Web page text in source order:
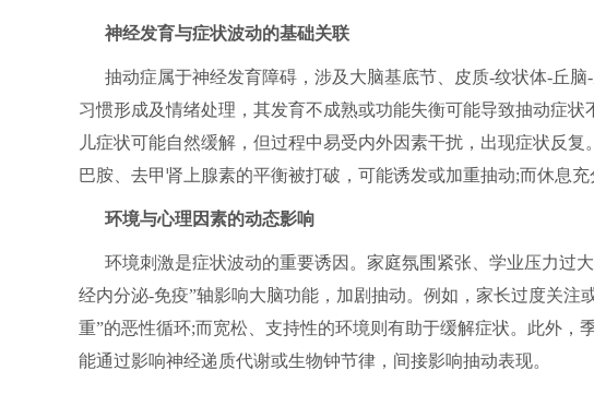
神经发育与症状波动的基础关联
抽动症属于神经发育障碍，涉及大脑基底节、皮质-纹状体-丘
习惯形成及情绪处理，其发育不成熟或功能失衡可能导致抽动症
儿症状可能自然缓解，但过程中易受内外因素干扰，出现症状反
巴胺、去甲肾上腺素的平衡被打破，可能诱发或加重抽动;而休息充
环境与心理因素的动态影响
环境刺激是症状波动的重要诱因。家庭氛围紧张、学业压力过
经内分泌-免疫”轴影响大脑功能，加剧抽动。例如，家长过度关注
重”的恶性循环;而宽松、支持性的环境则有助于缓解症状。此外
能通过影响神经递质代谢或生物钟节律，间接影响抽动表现。